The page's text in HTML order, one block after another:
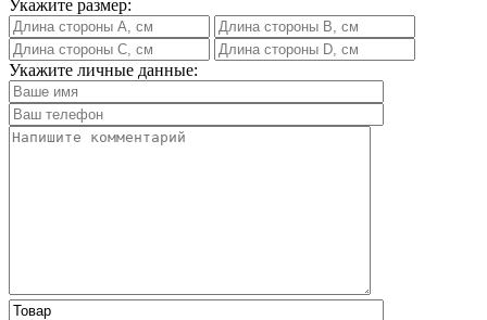
Укажите размер:
Укажите личные данные: